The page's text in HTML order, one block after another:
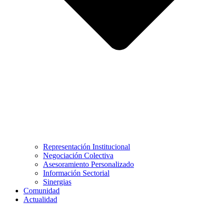
Representación Institucional
Negociación Colectiva
Asesoramiento Personalizado
Información Sectorial
Sinergias
Comunidad
Actualidad